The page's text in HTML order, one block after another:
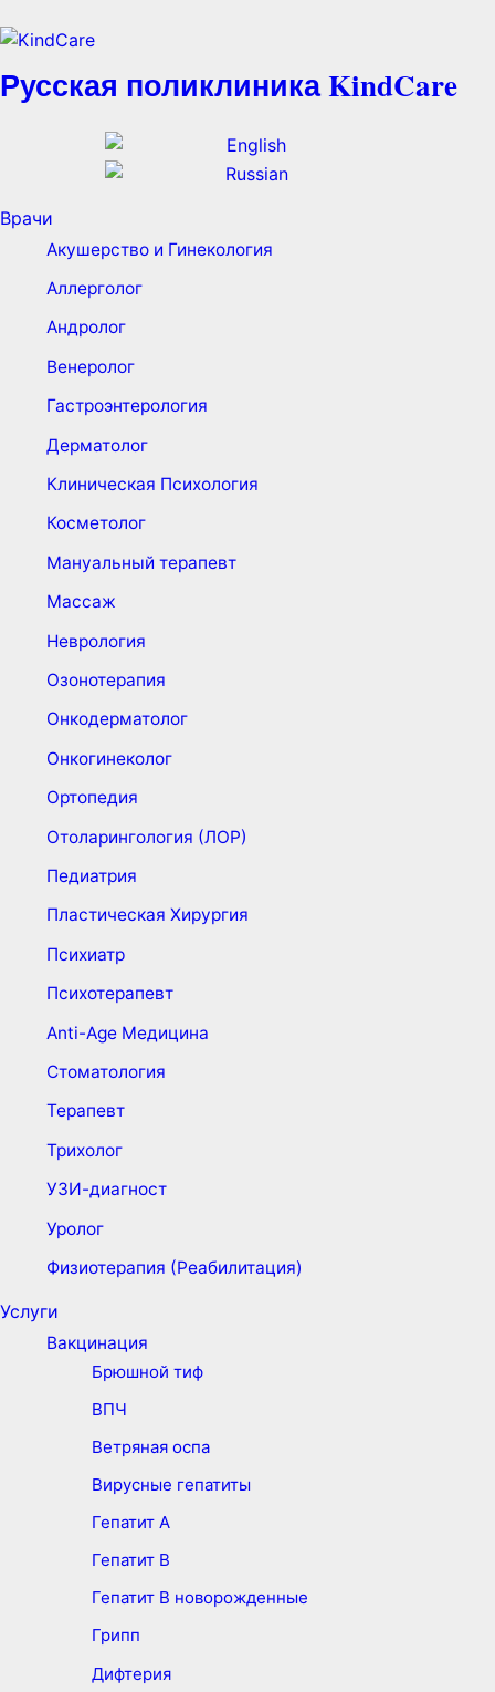
Русская поликлиника KindCare
Врачи
Акушерство и Гинекология
Аллерголог
Андролог
Венеролог
Гастроэнтерология
Дерматолог
Клиническая Психология
Косметолог
Мануальный терапевт
Массаж
Неврология
Озонотерапия
Онкодерматолог
Онкогинеколог
Ортопедия
Отоларингология (ЛОР)
Педиатрия
Пластическая Хирургия
Психиатр
Психотерапевт
Anti-Age Медицина
Стоматология
Терапевт
Трихолог
УЗИ-диагност
Уролог
Физиотерапия (Реабилитация)
Услуги
Вакцинация
Брюшной тиф
ВПЧ
Ветряная оспа
Вирусные гепатиты
Гепатит А
Гепатит B
Гепатит B новорожденные
Грипп
Дифтерия